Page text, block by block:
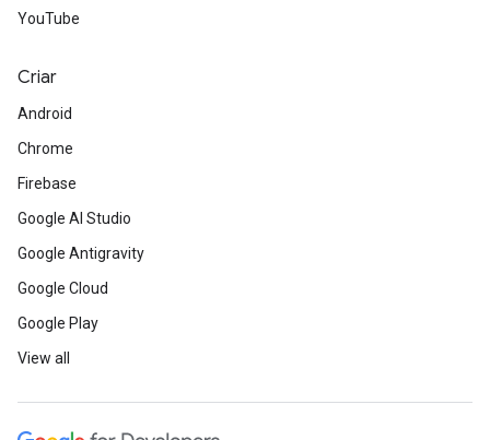
YouTube
Criar
Android
Chrome
Firebase
Google AI Studio
Google Antigravity
Google Cloud
Google Play
View all